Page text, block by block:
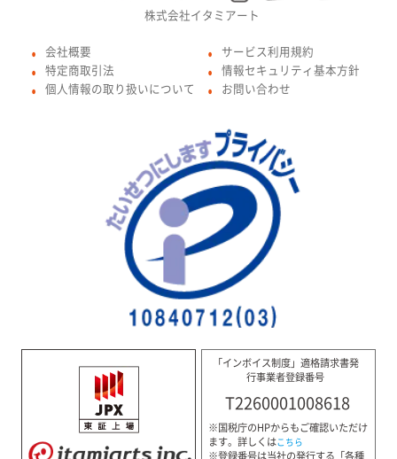
株式会社イタミアート
● 会社概要
● 特定商取引法
● 個人情報の取り扱いについて
● サービス利用規約
● 情報セキュリティ基本方針
● お問い合わせ
「インボイス制度」適格請求書発
行事業者登録番号
T2260001008618
※国税庁のHPからもご確認いただけ
ます。詳しくはこちら
※登録番号は当社の発行する「各種